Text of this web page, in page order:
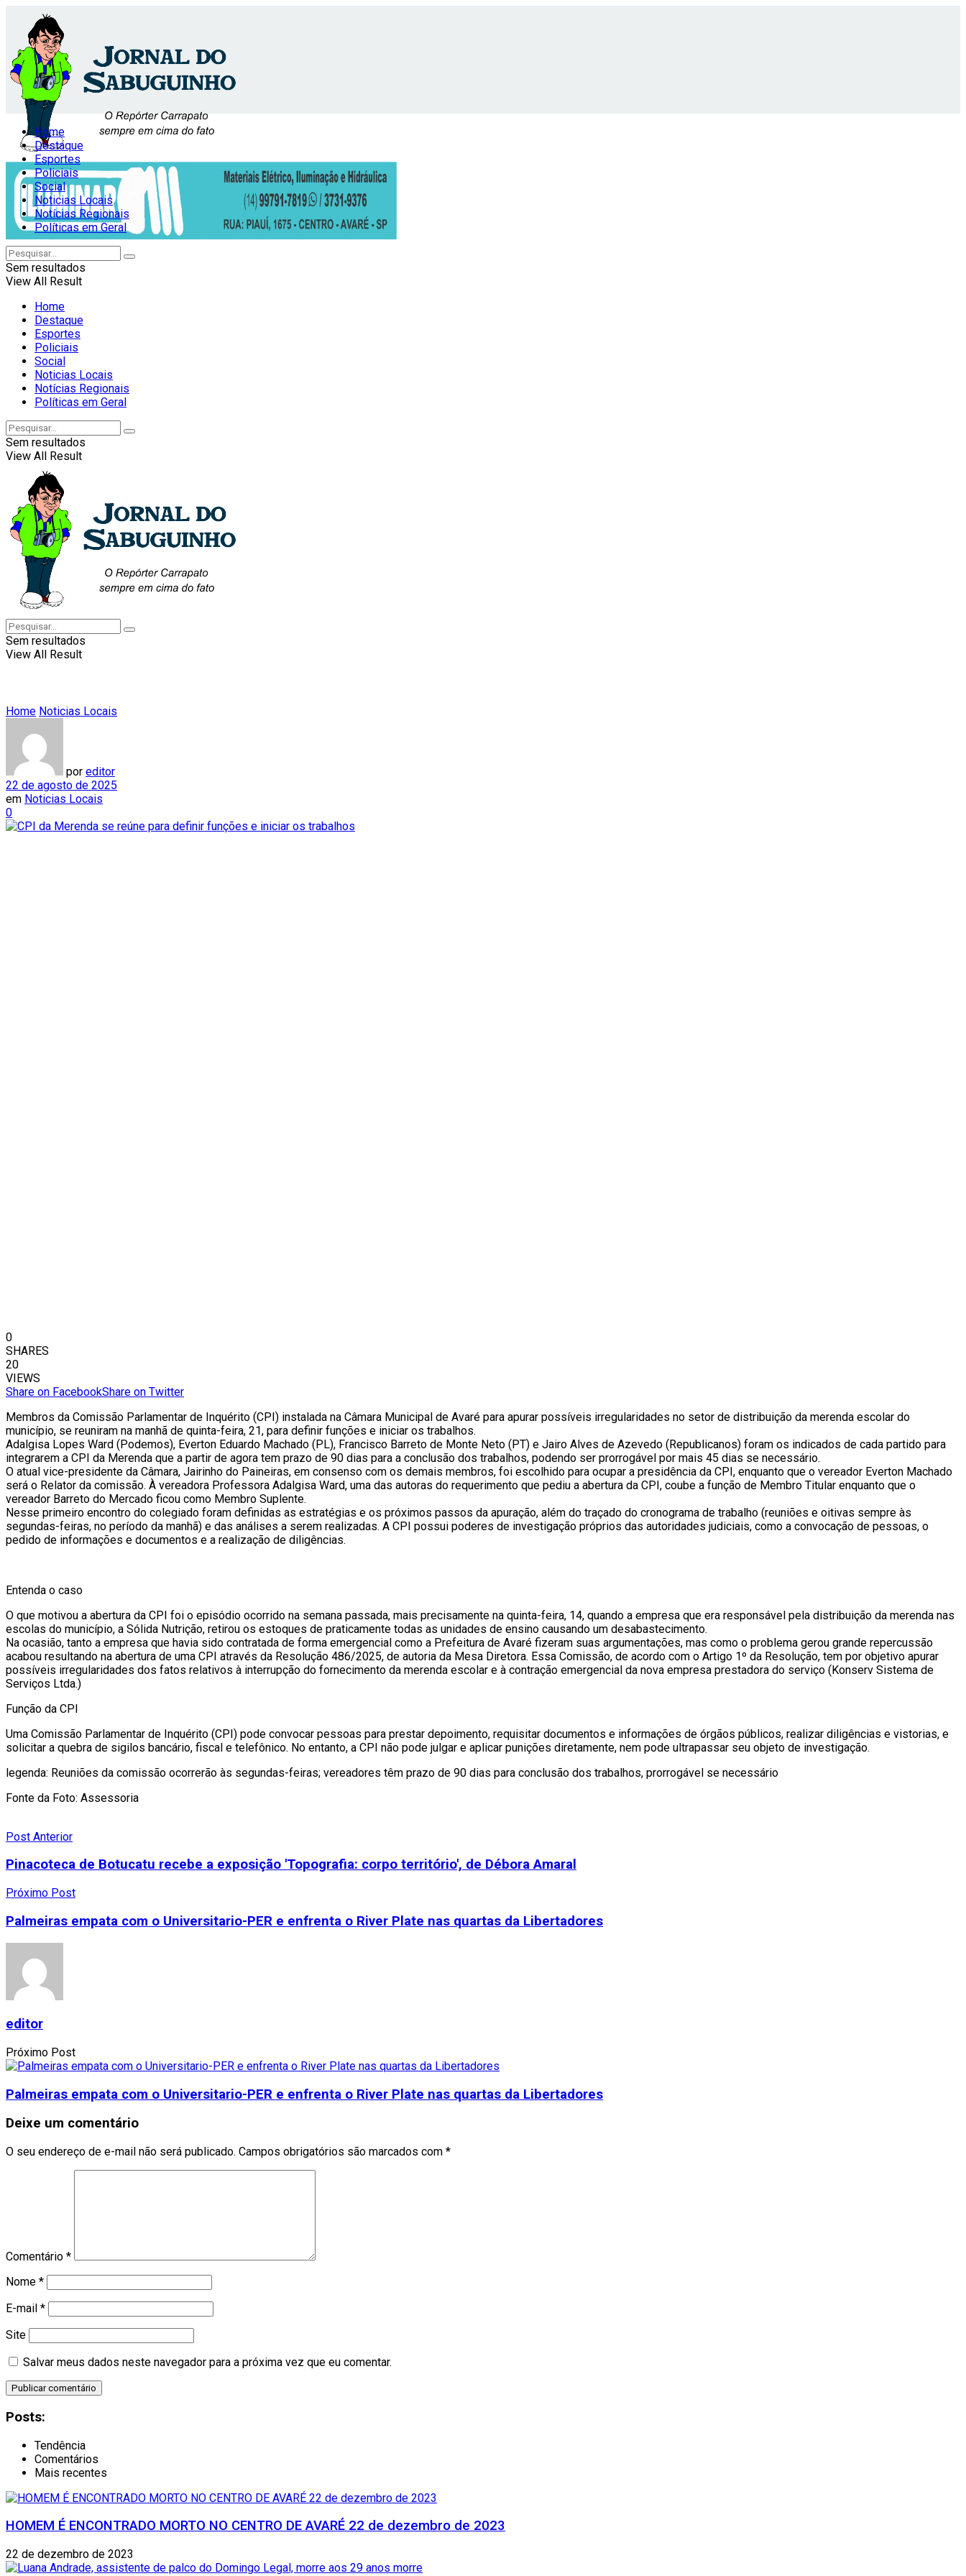
Home
Destaque
Esportes
Policiais
Social
Noticias Locais
Notícias Regionais
Políticas em Geral
Sem resultados
View All Result
Home
Destaque
Esportes
Policiais
Social
Noticias Locais
Notícias Regionais
Políticas em Geral
Sem resultados
View All Result
Sem resultados
View All Result
Home Noticias Locais
por editor
22 de agosto de 2025
em Noticias Locais
0
0
SHARES
20
VIEWS
Share on FacebookShare on Twitter
Membros da Comissão Parlamentar de Inquérito (CPI) instalada na Câmara Municipal de Avaré para apurar possíveis irregularidades no setor de distribuição da merenda escolar do
município, se reuniram na manhã de quinta-feira, 21, para definir funções e iniciar os trabalhos.
Adalgisa Lopes Ward (Podemos), Everton Eduardo Machado (PL), Francisco Barreto de Monte Neto (PT) e Jairo Alves de Azevedo (Republicanos) foram os indicados de cada partido para
integrarem a CPI da Merenda que a partir de agora tem prazo de 90 dias para a conclusão dos trabalhos, podendo ser prorrogável por mais 45 dias se necessário.
O atual vice-presidente da Câmara, Jairinho do Paineiras, em consenso com os demais membros, foi escolhido para ocupar a presidência da CPI, enquanto que o vereador Everton Machado
será o Relator da comissão. À vereadora Professora Adalgisa Ward, uma das autoras do requerimento que pediu a abertura da CPI, coube a função de Membro Titular enquanto que o
vereador Barreto do Mercado ficou como Membro Suplente.
Nesse primeiro encontro do colegiado foram definidas as estratégias e os próximos passos da apuração, além do traçado do cronograma de trabalho (reuniões e oitivas sempre às
segundas-feiras, no período da manhã) e das análises a serem realizadas. A CPI possui poderes de investigação próprios das autoridades judiciais, como a convocação de pessoas, o
pedido de informações e documentos e a realização de diligências.
Entenda o caso
O que motivou a abertura da CPI foi o episódio ocorrido na semana passada, mais precisamente na quinta-feira, 14, quando a empresa que era responsável pela distribuição da merenda nas
escolas do município, a Sólida Nutrição, retirou os estoques de praticamente todas as unidades de ensino causando um desabastecimento.
Na ocasião, tanto a empresa que havia sido contratada de forma emergencial como a Prefeitura de Avaré fizeram suas argumentações, mas como o problema gerou grande repercussão
acabou resultando na abertura de uma CPI através da Resolução 486/2025, de autoria da Mesa Diretora. Essa Comissão, de acordo com o Artigo 1º da Resolução, tem por objetivo apurar
possíveis irregularidades dos fatos relativos à interrupção do fornecimento da merenda escolar e à contração emergencial da nova empresa prestadora do serviço (Konserv Sistema de
Serviços Ltda.)
Função da CPI
Uma Comissão Parlamentar de Inquérito (CPI) pode convocar pessoas para prestar depoimento, requisitar documentos e informações de órgãos públicos, realizar diligências e vistorias, e
solicitar a quebra de sigilos bancário, fiscal e telefônico. No entanto, a CPI não pode julgar e aplicar punições diretamente, nem pode ultrapassar seu objeto de investigação.
legenda: Reuniões da comissão ocorrerão às segundas-feiras; vereadores têm prazo de 90 dias para conclusão dos trabalhos, prorrogável se necessário
Fonte da Foto: Assessoria
Post Anterior
Pinacoteca de Botucatu recebe a exposição 'Topografia: corpo território', de Débora Amaral
Próximo Post
Palmeiras empata com o Universitario-PER e enfrenta o River Plate nas quartas da Libertadores
editor
Próximo Post
Palmeiras empata com o Universitario-PER e enfrenta o River Plate nas quartas da Libertadores
Deixe um comentário
O seu endereço de e-mail não será publicado. Campos obrigatórios são marcados com *
Comentário *
Nome *
E-mail *
Site
Salvar meus dados neste navegador para a próxima vez que eu comentar.
Posts:
Tendência
Comentários
Mais recentes
HOMEM É ENCONTRADO MORTO NO CENTRO DE AVARÉ 22 de dezembro de 2023
22 de dezembro de 2023